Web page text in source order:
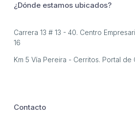
¿Dónde estamos ubicados?
Carrera 13 # 13 - 40. Centro
16
Km 5 Vía Pereira - Cerritos. Portal de
Contacto